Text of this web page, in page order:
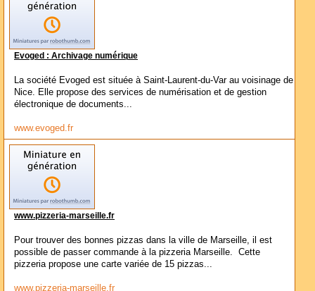
Evoged : Archivage numérique
La société Evoged est située à Saint-Laurent-du-Var au voisinage de
Nice. Elle propose des services de numérisation et de gestion
électronique de documents...
www.evoged.fr
www.pizzeria-marseille.fr
Pour trouver des bonnes pizzas dans la ville de Marseille, il est
possible de passer commande à la pizzeria Marseille. Cette
pizzeria propose une carte variée de 15 pizzas...
www.pizzeria-marseille.fr